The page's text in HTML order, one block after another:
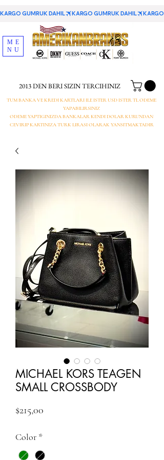
KARGO GUMRUK DAHIL
2013 DEN BERI SIZIN TERCIHINIZ
TUM BANKA VE KREDI KARTLARI ILE ISTER USD ISTER TL ODEME
YAPABILIRSINIZ
ODEME YAPTIGINIZDA BANKALAR KENDI DOLAR KURUNDAN
CEVIRIP KARTINIZA TURK LIRASI OLARAK YANSITMAKTADIR
ME
NU
MICHAEL KORS TEAGEN
SMALL CROSSBODY
$215,00
Color *